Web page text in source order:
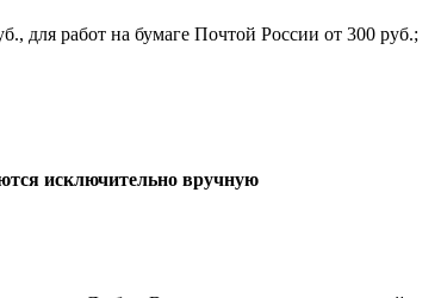
для работ на бумаге Почтой России от 300 руб.;
исключительно вручную